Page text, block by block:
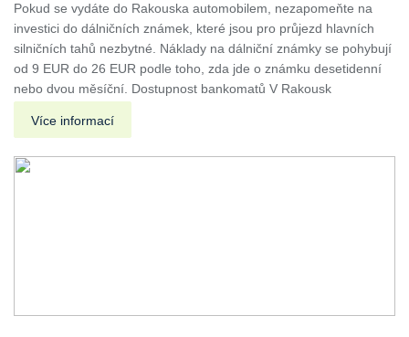
Pokud se vydáte do Rakouska automobilem, nezapomeňte na
investici do dálničních známek, které jsou pro průjezd hlavních
silničních tahů nezbytné. Náklady na dálniční známky se pohybují
od 9 EUR do 26 EUR podle toho, zda jde o známku desetidenní
nebo dvou měsíční. Dostupnost bankomatů V Rakousk
Více informací